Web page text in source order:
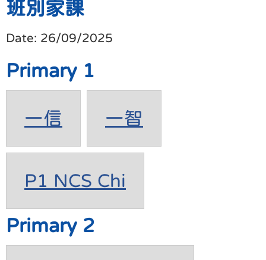
班別家課
Date: 26/09/2025
Primary 1
一信 一智
P1 NCS Chi
Primary 2